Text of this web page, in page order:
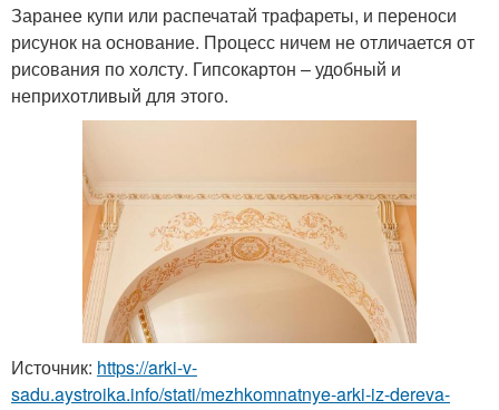
Заранее купи или распечатай трафареты, и переноси
рисунок на основание. Процесс ничем не отличается от
рисования по холсту. Гипсокартон – удобный и
неприхотливый для этого.
Источник: https://arki-v-
sadu.aystroika.info/stati/mezhkomnatnye-arki-iz-dereva-